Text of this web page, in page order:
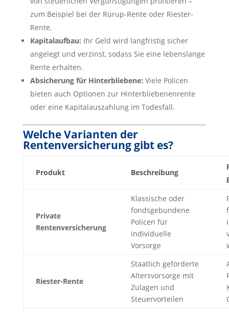
zum Beispiel bei der Rürup-Rente oder Riester-
Rente.
Kapitalaufbau: Ihr Geld wird langfristig sicher
angelegt und verzinst, sodass Sie eine lebenslange
Rente erhalten.
Absicherung für Hinterbliebene: Viele Policen
bieten auch Optionen zur Hinterbliebenenrente
oder eine Kapitalauszahlung im Todesfall.
Welche Varianten der
Rentenversicherung gibt es?
Produkt Beschreibung
Private
Rentenversicherung
Klassische oder
fondsgebundene
Policen für
individuelle
Vorsorge
Riester-Rente
Staatlich geförderte
Altersvorsorge mit
Zulagen und
Steuervorteilen